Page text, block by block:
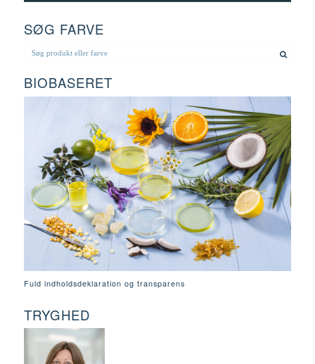
SØG FARVE
BIOBASERET
Fuld indholdsdeklaration og transparens
TRYGHED